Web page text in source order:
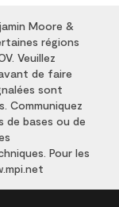
Moore &
régions
Veuillez
de faire
sont
Communiquez
de bases ou de
Pour les